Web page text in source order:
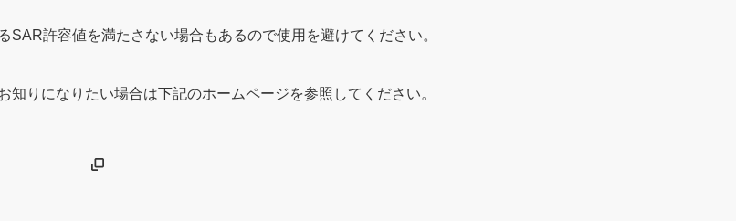
SAR許容値を満たさない場合もあるので使用を避けてください。
りになりたい場合は下記のホームページを参照してください。